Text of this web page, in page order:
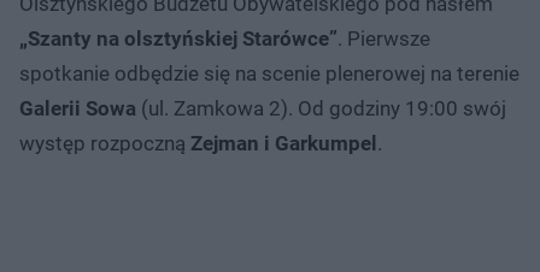
„Szanty na olsztyńskiej Starówce”. Pierwsze
spotkanie odbędzie się na scenie plenerowej na terenie
Galerii Sowa (ul. Zamkowa 2). Od godziny 19:00 swój
występ rozpoczną Zejman i Garkumpel.